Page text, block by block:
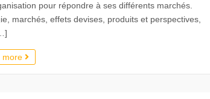
pour répondre à ses différents marchés.
marchés, effets devises, produits et perspectives,
more